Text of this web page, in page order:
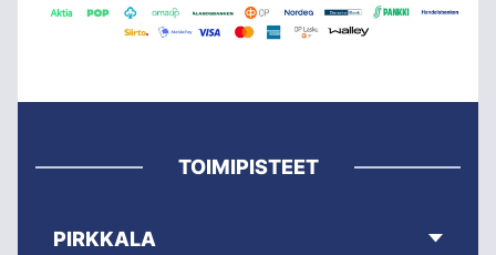
TOIMIPISTEET
PIRKKALA